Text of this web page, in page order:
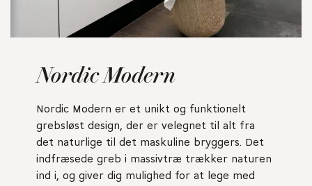
Nordic Modern
Nordic Modern er et unikt og funktionelt
grebsløst design, der er velegnet til alt fra
det naturlige til det maskuline bryggers. Det
indfræsede greb i massivtræ trækker naturen
ind i, og giver dig mulighed for at lege med